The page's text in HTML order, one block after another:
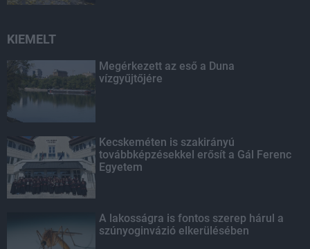
KIEMELT
Megérkezett az eső a Duna
vízgyűjtőjére
Kecskeméten is szakirányú
továbbképzésekkel erősít a Gál Ferenc
Egyetem
A lakosságra is fontos szerep hárul a
szúnyoginvázió elkerülésében